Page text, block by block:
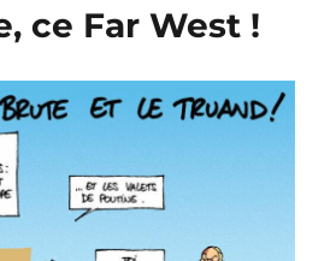
ce Far West !